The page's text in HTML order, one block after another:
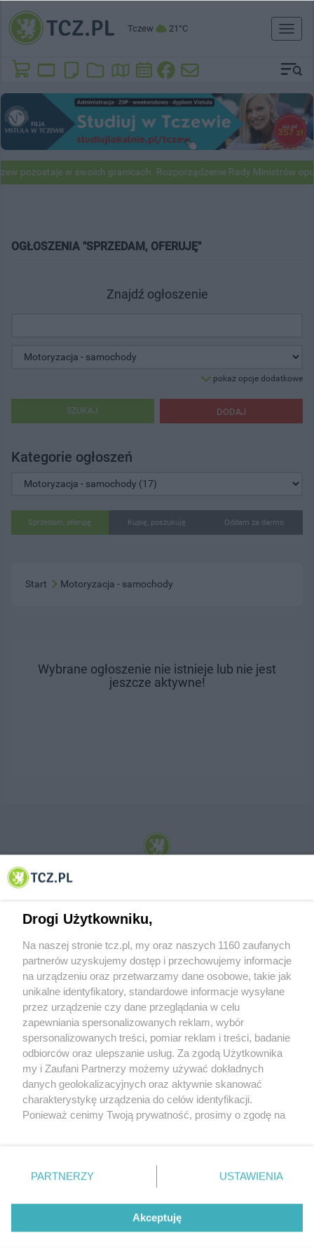
Tczew 21°C
Toggle
pozostaje w swoich granicach. Rozporządzenie Rady Ministrów
OGŁOSZENIA "SPRZEDAM, OFERUJĘ"
Znajdź ogłoszenie
pokaż opcje dodatkowe
DODAJ
SZUKAJ
Kategorie ogłoszeń
Sprzedam, oferuję Kupię, poszukuję Oddam za darmo
Start Motoryzacja - samochody
Wybrane ogłoszenie nie istnieje lub nie jest
jeszcze aktywne!
© 2001-2026 Tczew - TCZ.PL Sp. z o.o. Internetowy Serwis Informacyjny Miasta
O FIRMIE POLITYKA PRYWATNOŚCI HOSTING
REKLAMA WSPÓŁPRACA RSS FACEBOOK KONTAKT
Nasze serwisy
Aktualności
Tcz24
Historia miasta
Muzyka i kultura
Archiwum wydarzeń
Zdjęcia miasta
Drogi Użytkowniku,
Na naszej stronie tcz.pl, my oraz naszych 1160 zaufanych
partnerów uzyskujemy dostęp i przechowujemy informacje
na urządzeniu oraz przetwarzamy dane osobowe, takie jak
unikalne identyfikatory, standardowe informacje wysyłane
przez urządzenie czy dane przeglądania w celu
zapewniania spersonalizowanych reklam, wybór
spersonalizowanych treści, pomiar reklam i treści, badanie
odbiorców oraz ulepszanie usług. Za zgodą Użytkownika
my i Zaufani Partnerzy możemy używać dokładnych
danych geolokalizacyjnych oraz aktywnie skanować
charakterystykę urządzenia do celów identyfikacji.
Ponieważ cenimy Twoją prywatność, prosimy o zgodę na
znajdujący się w lewym dolnym rogu strony
. Niektóre
przetwarzaniu. Preferencje będą miały zastosowania tylko
PARTNERZY USTAWIENIA
Akceptuję